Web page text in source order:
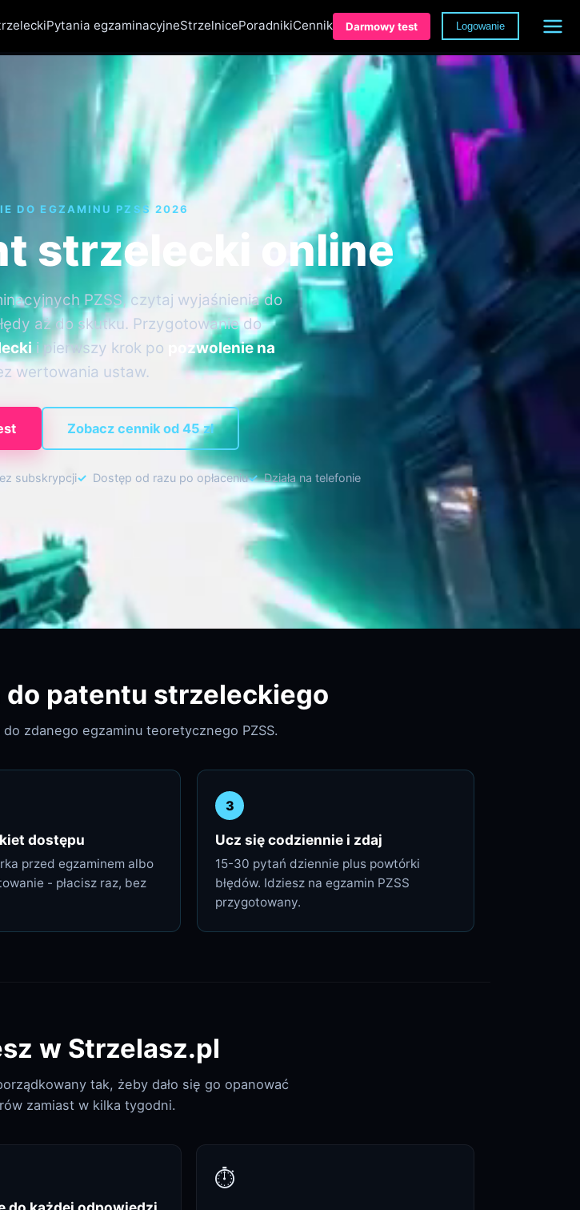
Pytania egzaminacyjneStrzelnicePoradnikiCennik Darmowy test Logowanie
DO EGZAMINU PZSS 2026
strzelecki online
PZSS, czytaj wyjaśnienia do
aż do skutku. Przygotowanie do
i pierwszy krok po
pozwolenie na
wertowania ustaw.
Zobacz cennik od 45zł
subskrypcji Dostęp od razu po opłaceniu Działa na telefonie
do patentu strzeleckiego
zdanego egzaminu teoretycznego PZSS.
dostępu
przed egzaminem albo
- płacisz raz, bez
3
Ucz się codziennie i zdaj
15-30 pytań dziennie plus powtórki
błędów. Idziesz na egzamin PZSS
przygotowany.
w Strzelasz.pl
tak, żeby dało się go opanować
zamiast w kilka tygodni.
⏱️